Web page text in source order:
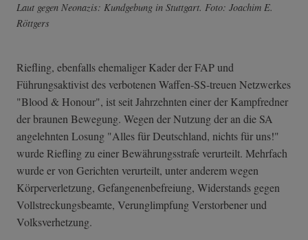
Laut gegen Neonazis: Kundgebung in Stuttgart. Foto: Joachim E.
Röttgers
Riefling, ebenfalls ehemaliger Kader der FAP und
Führungsaktivist des verbotenen Waffen-SS-treuen Netzwerkes
"Blood & Honour", ist seit Jahrzehnten einer der Kampfredner
der braunen Bewegung. Wegen der Nutzung der an die SA
angelehnten Losung "Alles für Deutschland, nichts für uns!"
wurde Riefling zu einer Bewährungsstrafe verurteilt. Mehrfach
wurde er von Gerichten verurteilt, unter anderem wegen
Körperverletzung, Gefangenenbefreiung, Widerstands gegen
Vollstreckungsbeamte, Verunglimpfung Verstorbener und
Volksverhetzung.